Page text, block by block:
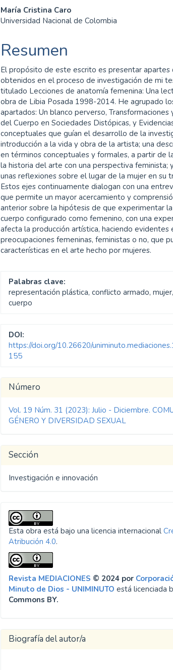
Contenido
del
artículo
María Cristina Caro
Universidad Nacional de Colombia
Resumen
El propósito de este escrito es presentar
obtenidos en el proceso de investigación de mi
titulado Lecciones de anatomía femenina: Una
obra de Libia Posada 1998-2014. He agrupado
apartados: Un blanco perverso,
del Cuerpo en Sociedades Distópicas, y
conceptuales que guían el desarrollo de la
introducción a la vida y obra de la artista; una
en términos conceptuales y formales, a partir de
la historia del arte con una perspectiva feminista;
unas reflexiones sobre el lugar de la mujer en su
Estos ejes continuamente dialogan con una
que permite un mayor acercamiento y
anterior sobre la hipótesis de que experimentar
cuerpo configurado como femenino, con una
afecta la producción artística, haciendo evidentes
preocupaciones femeninas, feministas o no, que
características en el arte hecho por mujeres.
Palabras clave:
representación plástica, conflicto armado,
cuerpo
DOI:
https://doi.org/10.26620/
155
Detalles
del
artículo
Número
Vol. 19 Núm. 31 (2023): Julio - Diciembre.
GÉNERO Y DIVERSIDAD SEXUAL
Sección
Investigación e innovación
Esta obra está bajo una licencia internacional
Atribución 4.0.
Revista MEDIACIONES © 2024 por
Minuto de Dios - UNIMINUTO está licenciada
Commons BY.
Biografía del autor/a